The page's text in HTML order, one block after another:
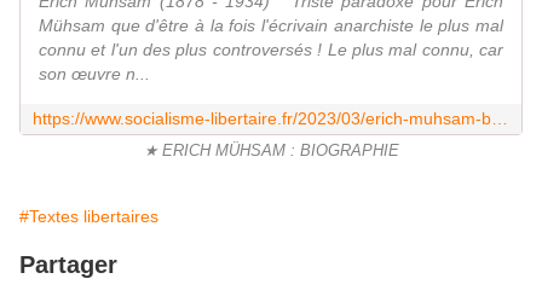
Mühsam que d'être à la fois l'écrivain anarchiste le plus mal
connu et l'un des plus controversés ! Le plus mal connu, car
son œuvre n...
★ ERICH MÜHSAM : BIOGRAPHIE
#Textes libertaires
Partager